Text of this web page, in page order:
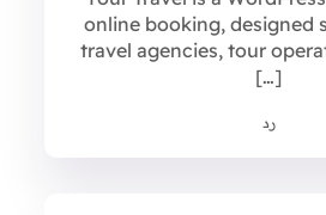
online booking, designed
travel agencies, tour
[…]
رد